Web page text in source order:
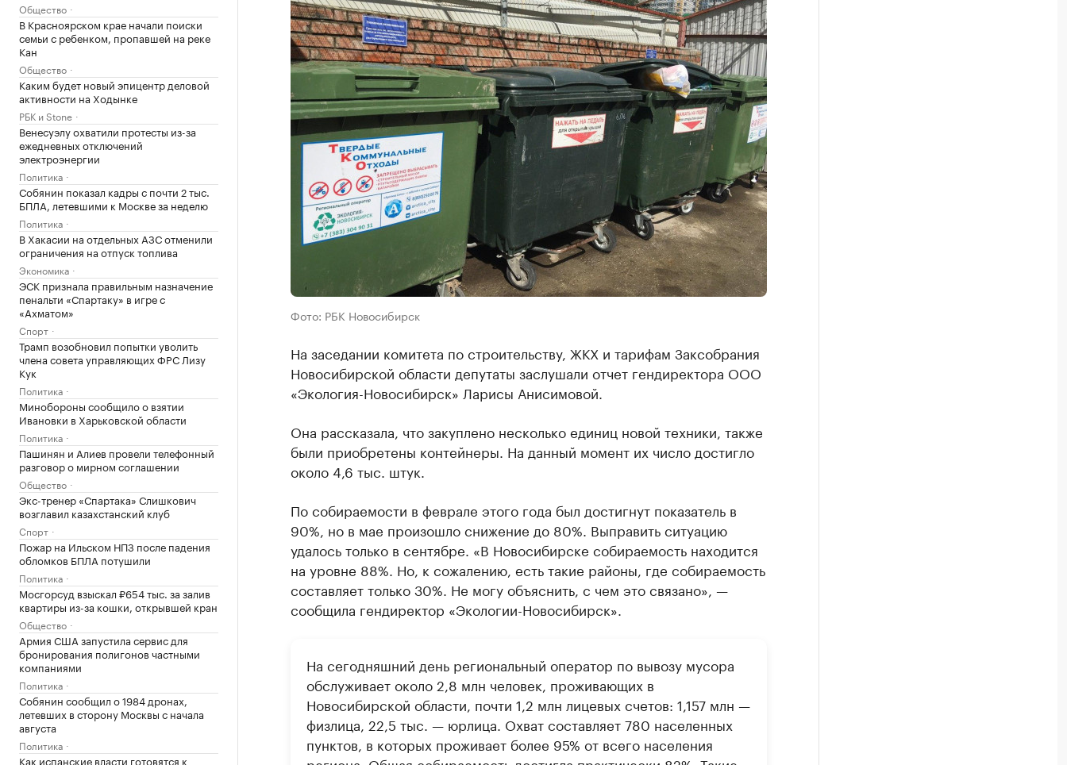
Общество
В Красноярском крае начали поиски
семьи с ребенком, пропавшей на реке
Кан
Общество
Каким будет новый эпицентр деловой
активности на Ходынке
РБК и Stone
Венесуэлу охватили протесты из-за
ежедневных отключений
электроэнергии
Политика
Собянин показал кадры с почти 2 тыс.
БПЛА, летевшими к Москве за неделю
Политика
В Хакасии на отдельных АЗС отменили
ограничения на отпуск топлива
Экономика
ЭСК признала правильным назначение
пенальти «Спартаку» в игре с
«Ахматом»
Спорт
Трамп возобновил попытки уволить
члена совета управляющих ФРС Лизу
Кук
Политика
Минобороны сообщило о взятии
Ивановки в Харьковской области
Политика
Пашинян и Алиев провели телефонный
разговор о мирном соглашении
Общество
Экс-тренер «Спартака» Слишкович
возглавил казахстанский клуб
Спорт
Пожар на Ильском НПЗ после падения
обломков БПЛА потушили
Политика
Мосгорсуд взыскал ₽654 тыс. за залив
квартиры из-за кошки, открывшей кран
Общество
Армия США запустила сервис для
бронирования полигонов частными
компаниями
Политика
Собянин сообщил о 1984 дронах,
летевших в сторону Москвы с начала
августа
Политика
Как испанские власти готовятся к
Фото: РБК Новосибирск
На заседании комитета по строительству, ЖКХ и тарифам Заксобрания
Новосибирской области депутаты заслушали отчет гендиректора ООО
«Экология-Новосибирск» Ларисы Анисимовой.
Она рассказала, что закуплено несколько единиц новой техники, также
были приобретены контейнеры. На данный момент их число достигло
около 4,6 тыс. штук.
По собираемости в феврале этого года был достигнут показатель в
90%, но в мае произошло снижение до 80%. Выправить ситуацию
удалось только в сентябре. «В Новосибирске собираемость находится
на уровне 88%. Но, к сожалению, есть такие районы, где собираемость
составляет только 30%. Не могу объяснить, с чем это связано», —
сообщила гендиректор «Экологии-Новосибирск».
На сегодняшний день региональный оператор по вывозу мусора
обслуживает около 2,8 млн человек, проживающих в
Новосибирской области, почти 1,2 млн лицевых счетов: 1,157 млн —
физлица, 22,5 тыс. — юрлица. Охват составляет 780 населенных
пунктов, в которых проживает более 95% от всего населения